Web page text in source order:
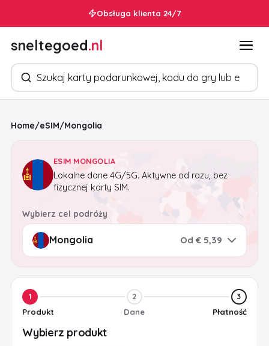
Obsługa klienta 24/7
sneltegoed.nl
Szukaj produktów
Home/eSIM/Mongolia
ESIM MONGOLIA
Lokalne dane 4G/5G. Aktywne od razu, bez
fizycznej karty SIM.
Wybierz cel podróży
Od € 5,39
1
Produkt
2
Dane
3
Płatność
Wybierz produkt